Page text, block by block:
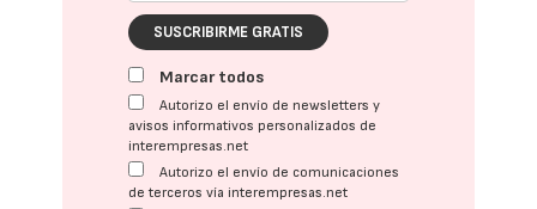
SUSCRIBIRME GRATIS
Marcar todos
Autorizo el envío de newsletters y
avisos informativos personalizados de
interempresas.net
Autorizo el envío de comunicaciones
de terceros vía interempresas.net